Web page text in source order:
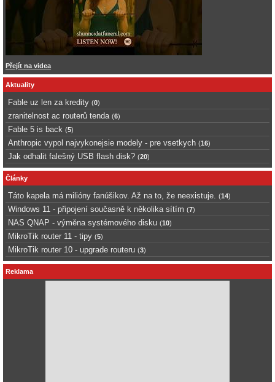
Přejít na videa
Aktuality
Fable uz len za kredity (0)
zranitelnost ac routerů tenda (6)
Fable 5 is back (5)
Anthropic vypol najvykonejsie modely - pre vsetkych (16)
Jak odhalit falešný USB flash disk? (20)
Články
Táto kapela má milióny fanúšikov. Až na to, že neexistuje. (14)
Windows 11 - připojení současně k několika sítím (7)
NAS QNAP - výměna systémového disku (10)
MikroTik router 11 - tipy (5)
MikroTik router 10 - upgrade routeru (3)
Reklama